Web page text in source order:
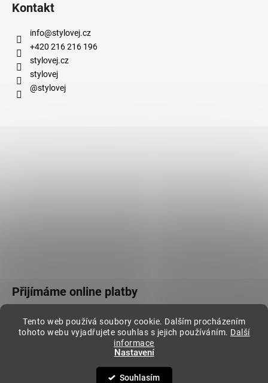
Tento web používá soubory cookie. Dalším procházením
tohoto webu vyjadřujete souhlas s jejich používáním. Další
informace
Nastavení
Souhlasím
Kontakt
info@stylovej.cz
+420 216 216 196
stylovej.cz
stylovej
@stylovej
Přijímáme online platby
Vytvořil Shoptet
Stylovej. Všechna práva vyhrazena.